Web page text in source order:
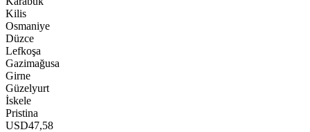
Kilis
Osmaniye
Düzce
Lefkoşa
Gazimağusa
Girne
Güzelyurt
İskele
Pristina
USD47,58